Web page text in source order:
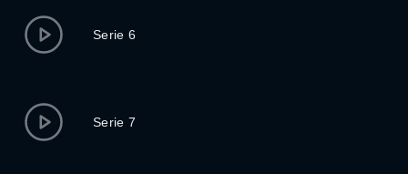
Serie 6
Serie 7